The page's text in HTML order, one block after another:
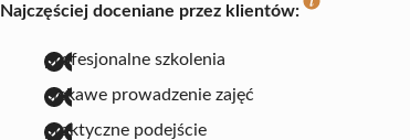
Najczęściej doceniane przez klientów:
profesjonalne szkolenia
ciekawe prowadzenie zajęć
praktyczne podejście